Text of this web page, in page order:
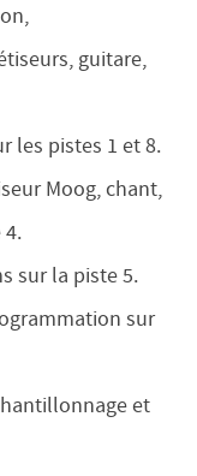
guitare,
les pistes 1 et 8.
Moog, chant,
sur la piste 5.
sur
et